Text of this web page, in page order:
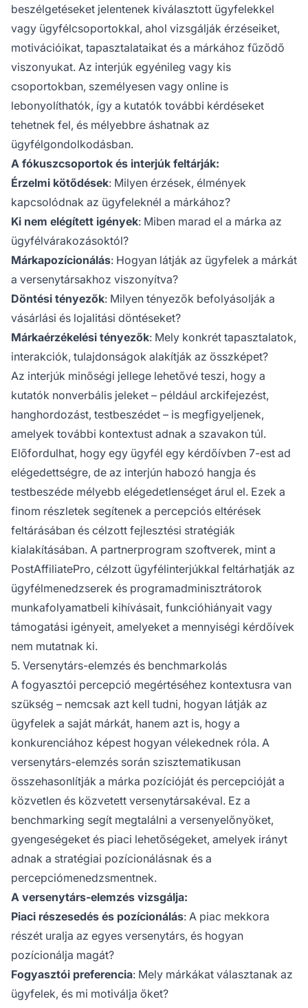
beszélgetéseket jelentenek kiválasztott ügyfelekkel
vagy ügyfélcsoportokkal, ahol vizsgálják érzéseiket,
motivációikat, tapasztalataikat és a márkához fűződő
viszonyukat. Az interjúk egyénileg vagy kis
csoportokban, személyesen vagy online is
lebonyolíthatók, így a kutatók további kérdéseket
tehetnek fel, és mélyebbre áshatnak az
ügyfélgondolkodásban.
A fókuszcsoportok és interjúk feltárják:
Érzelmi kötődések: Milyen érzések, élmények
kapcsolódnak az ügyfeleknél a márkához?
Ki nem elégített igények: Miben marad el a márka az
ügyfélvárakozásoktól?
Márkapozícionálás: Hogyan látják az ügyfelek a márkát
a versenytársakhoz viszonyítva?
Döntési tényezők: Milyen tényezők befolyásolják a
vásárlási és lojalitási döntéseket?
Márkaérzékelési tényezők: Mely konkrét tapasztalatok,
interakciók, tulajdonságok alakítják az összképet?
Az interjúk minőségi jellege lehetővé teszi, hogy a
kutatók nonverbális jeleket – például arckifejezést,
hanghordozást, testbeszédet – is megfigyeljenek,
amelyek további kontextust adnak a szavakon túl.
Előfordulhat, hogy egy ügyfél egy kérdőívben 7-est ad
elégedettségre, de az interjún habozó hangja és
testbeszéde mélyebb elégedetlenséget árul el. Ezek a
finom részletek segítenek a percepciós eltérések
feltárásában és célzott fejlesztési stratégiák
kialakításában. A partnerprogram szoftverek, mint a
PostAffiliatePro, célzott ügyfélinterjúkkal feltárhatják az
ügyfélmenedzserek és programadminisztrátorok
munkafolyamatbeli kihívásait, funkcióhiányait vagy
támogatási igényeit, amelyeket a mennyiségi kérdőívek
nem mutatnak ki.
5. Versenytárs-elemzés és benchmarkolás
A fogyasztói percepció megértéséhez kontextusra van
szükség – nemcsak azt kell tudni, hogyan látják az
ügyfelek a saját márkát, hanem azt is, hogy a
konkurenciához képest hogyan vélekednek róla. A
versenytárs-elemzés során szisztematikusan
összehasonlítják a márka pozícióját és percepcióját a
közvetlen és közvetett versenytársakéval. Ez a
benchmarking segít megtalálni a versenyelőnyöket,
gyengeségeket és piaci lehetőségeket, amelyek irányt
adnak a stratégiai pozícionálásnak és a
percepciómenedzsmentnek.
A versenytárs-elemzés vizsgálja:
Piaci részesedés és pozícionálás: A piac mekkora
részét uralja az egyes versenytárs, és hogyan
pozícionálja magát?
Fogyasztói preferencia: Mely márkákat választanak az
ügyfelek, és mi motiválja őket?